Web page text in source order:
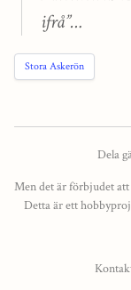
ifrå”…
Stora Askerön
Dela
Men det är förbjudet
Detta är ett